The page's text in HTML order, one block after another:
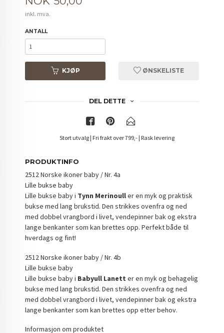
inkl. mva.
ANTALL
KJØP ØNSKELISTE
DEL DETTE
Stort utvalg | Fri frakt over 799,- | Rask levering
PRODUKTINFO
2512 Norske ikoner baby / Nr. 4a
Lille bukse baby
Lille bukse baby i Tynn Merinouller en myk og praktisk
bukse med lang brukstid. Den strikkes ovenfra og ned
med dobbel vrangbord i livet, vendepinner bak og ekstra
lange benkanter som kan brettes opp. Perfekt både til
hverdags og fint!
2512 Norske ikoner baby / Nr. 4b
Lille bukse baby
Lille bukse baby i Babyull Lanett er en myk og behagelig
bukse med lang brukstid. Den strikkes ovenfra og ned
med dobbel vrangbord i livet, vendepinner bak og ekstra
lange benkanter som kan brettes opp etter behov.
Informasjon om produktet